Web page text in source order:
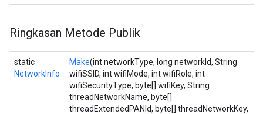
Ringkasan Metode Publik
static
NetworkInfo
Make(int networkType, long networkId, String
wifiSSID, int wifiMode, int wifiRole, int
wifiSecurityType, byte[] wifiKey, String
threadNetworkName, byte[]
threadExtendedPANId, byte[] threadNetworkKey,